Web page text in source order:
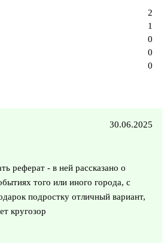
0
0
0
1
2
30.06.2025
реферат - в ней рассказано о
того или иного города, с
подростку отличный вариант,
кругозор